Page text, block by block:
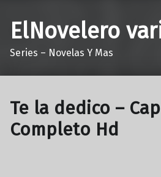
ElNovelero
Series – Novelas Y Mas
Te la dedico –
Completo Hd